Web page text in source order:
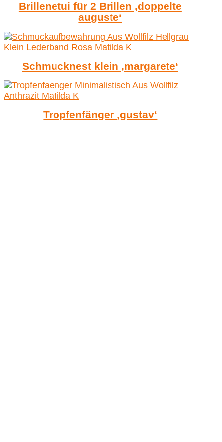
Brillenetui für 2 Brillen ‚doppelte
auguste‘
Schmucknest klein ‚margarete‘
Tropfenfänger ‚gustav‘